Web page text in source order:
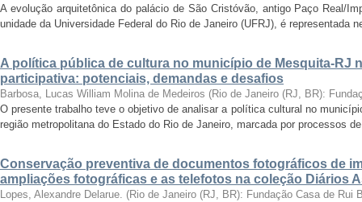
A evolução arquitetônica do palácio de São Cristóvão, antigo Paço Real/
unidade da Universidade Federal do Rio de Janeiro (UFRJ), é representada
A política pública de cultura no município de Mesquita-RJ
participativa: potenciais, demandas e desafios
Barbosa, Lucas William Molina de Medeiros (Rio de Janeiro (RJ, BR):
O presente trabalho teve o objetivo de analisar a política cultural no
região metropolitana do Estado do Rio de Janeiro, marcada por processos
Conservação preventiva de documentos fotográficos de
ampliações fotográficas e as telefotos na coleção Diários
Lopes, Alexandre Delarue. (Rio de Janeiro (RJ, BR): Fundação Casa de Rui